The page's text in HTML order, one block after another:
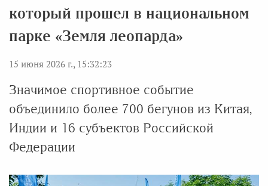
который прошел в национальном
парке «Земля леопарда»
15 июня 2026 г., 15:32:23
Значимое спортивное событие
объединило более 700 бегунов из Китая,
Индии и 16 субъектов Российской
Федерации